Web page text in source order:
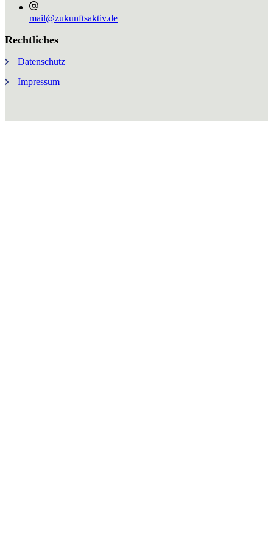
mail@zukunftsaktiv.de
Rechtliches
Datenschutz
Impressum